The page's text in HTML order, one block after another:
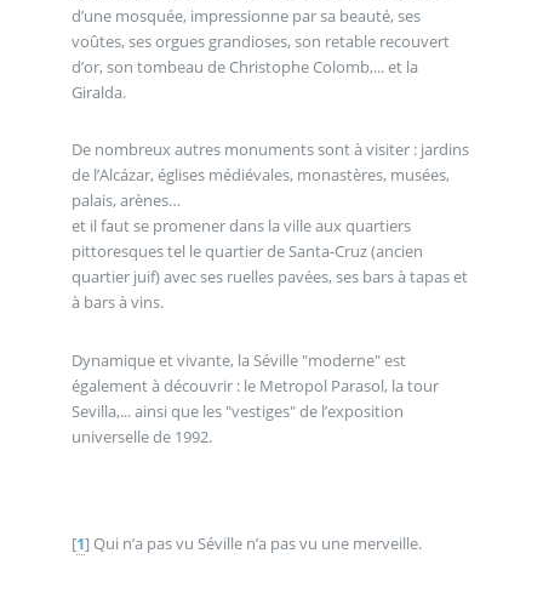
d’une mosquée, impressionne par sa beauté, ses
voûtes, ses orgues grandioses, son retable recouvert
d’or, son tombeau de Christophe Colomb,... et la
Giralda.
De nombreux autres monuments sont à visiter : jardins
de l’Alcázar, églises médiévales, monastères, musées,
palais, arènes…
et il faut se promener dans la ville aux quartiers
pittoresques tel le quartier de Santa-Cruz (ancien
quartier juif) avec ses ruelles pavées, ses bars à tapas et
à bars à vins.
Dynamique et vivante, la Séville "moderne" est
également à découvrir : le Metropol Parasol, la tour
Sevilla,... ainsi que les "vestiges" de l’exposition
universelle de 1992.
[1]Qui n’a pas vu Séville n’a pas vu une merveille.